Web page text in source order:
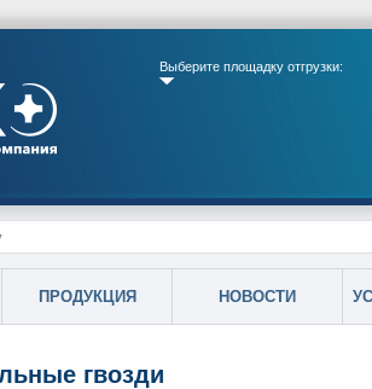
Выберите площадку отгрузки:
ПРОДУКЦИЯ НОВОСТИ
гвозди